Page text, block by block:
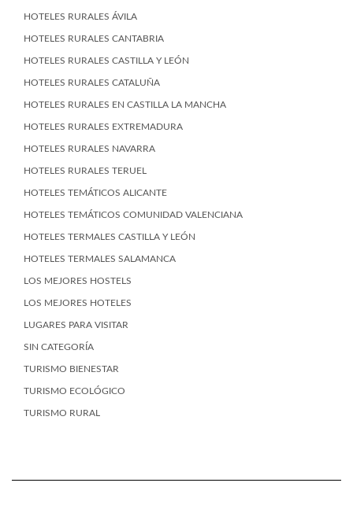
HOTELES RURALES ÁVILA
HOTELES RURALES CANTABRIA
HOTELES RURALES CASTILLA Y LEÓN
HOTELES RURALES CATALUÑA
HOTELES RURALES EN CASTILLA LA MANCHA
HOTELES RURALES EXTREMADURA
HOTELES RURALES NAVARRA
HOTELES RURALES TERUEL
HOTELES TEMÁTICOS ALICANTE
HOTELES TEMÁTICOS COMUNIDAD VALENCIANA
HOTELES TERMALES CASTILLA Y LEÓN
HOTELES TERMALES SALAMANCA
LOS MEJORES HOSTELS
LOS MEJORES HOTELES
LUGARES PARA VISITAR
SIN CATEGORÍA
TURISMO BIENESTAR
TURISMO ECOLÓGICO
TURISMO RURAL